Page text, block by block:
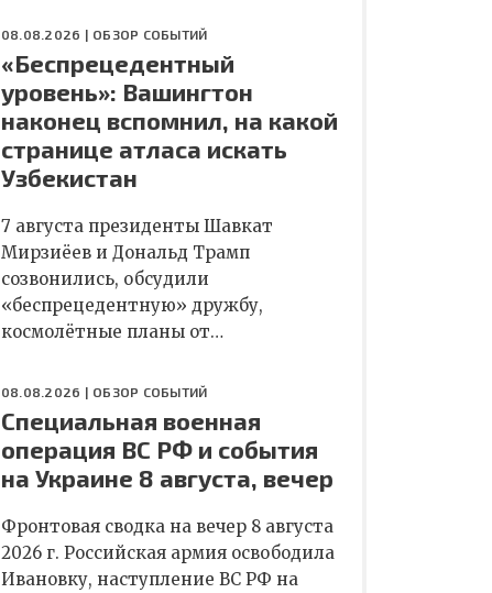
08.08.2026 | ОБЗОР СОБЫТИЙ
«Беспрецедентный
уровень»: Вашингтон
наконец вспомнил, на какой
странице атласа искать
Узбекистан
7 августа президенты Шавкат
Мирзиёев и Дональд Трамп
созвонились, обсудили
«беспрецедентную» дружбу,
космолётные планы от…
08.08.2026 | ОБЗОР СОБЫТИЙ
Специальная военная
операция ВС РФ и события
на Украине 8 августа, вечер
Фронтовая сводка на вечер 8 августа
2026 г. Российская армия освободила
Ивановку, наступление ВС РФ на